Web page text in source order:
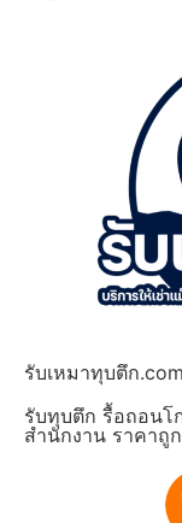
รับเหมาทุบตึก.com
รับทุบตึก รื้อถอนโ
สำนักงาน ราคาถูก